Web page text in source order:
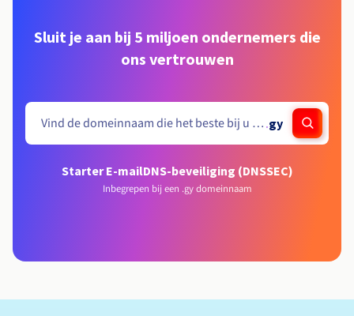
Sluit je aan bij 5 miljoen ondernemers die
ons vertrouwen
.gy
Starter E-mailDNS-beveiliging (DNSSEC)
Inbegrepen bij een .gy domeinnaam